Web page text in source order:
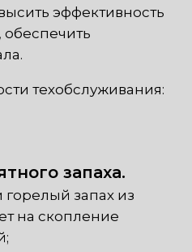
эффективность
техобслуживания:
запаха.
запах из
на скопление